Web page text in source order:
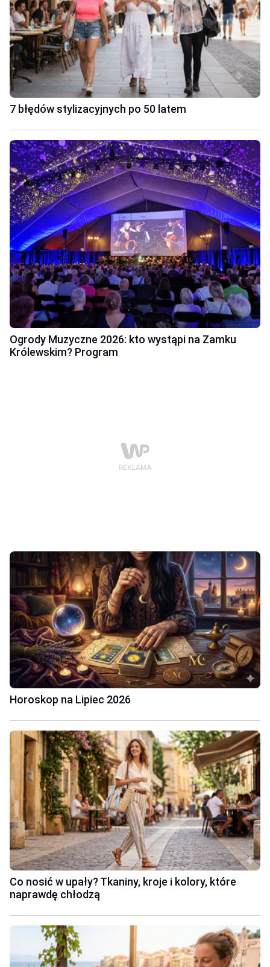
7 błędów stylizacyjnych po 50 latem
Ogrody Muzyczne 2026: kto wystąpi na Zamku
Królewskim? Program
Horoskop na Lipiec 2026
Co nosić w upały? Tkaniny, kroje i kolory, które
naprawdę chłodzą